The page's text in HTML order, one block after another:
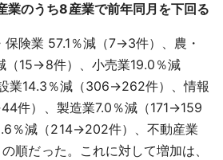
のうち8産業で前年同月を下回る
険業 57.1％減（7→3件）、農・
（15→8件）、小売業19.0％減
業14.3％減（306→262件）、情報
件）、製造業7.0％減（171→159
％減（214→202件）、不動産業
順だった。これに対して増加は、